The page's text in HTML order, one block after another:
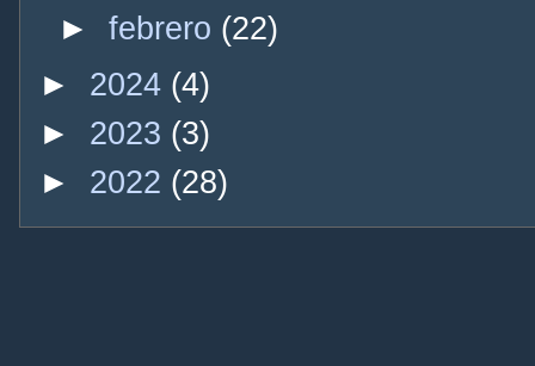
► febrero (22)
► 2024 (4)
► 2023 (3)
► 2022 (28)